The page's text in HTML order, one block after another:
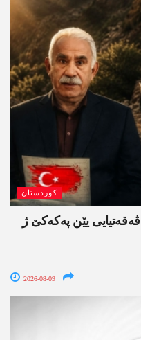
کوردستان
یێن پەکەکێ ژ
2026-08-09